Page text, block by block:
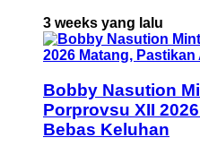
3 weeks yang lalu
Bobby Nasution
Porprovsu XII
Bebas Keluhan